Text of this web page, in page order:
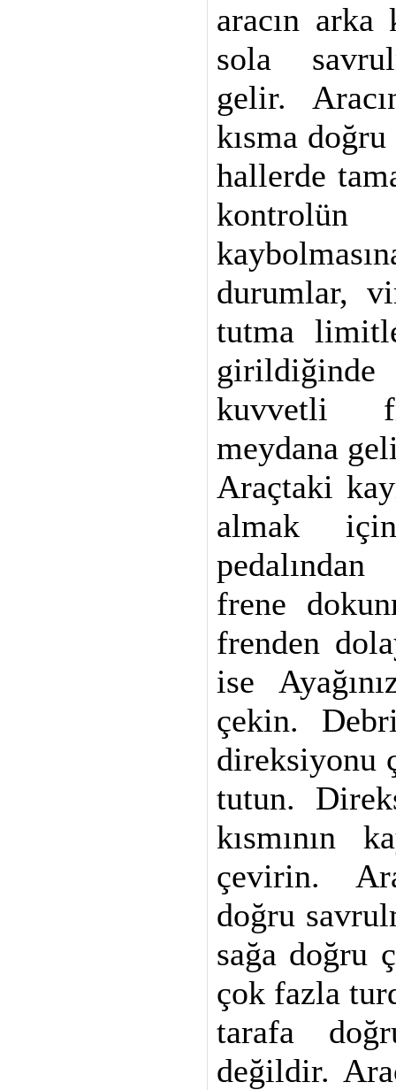
aracın arka
sola
gelir.
kısma
hallerde
durumlar,
tutma
kuvvetli
meydana
Araçtaki
almak
frene
frenden
ise
çekin.
direksiyonu
tutun.
kısmının
çevirin.
doğru
sağa doğru
çok fazla
tarafa
değildir.